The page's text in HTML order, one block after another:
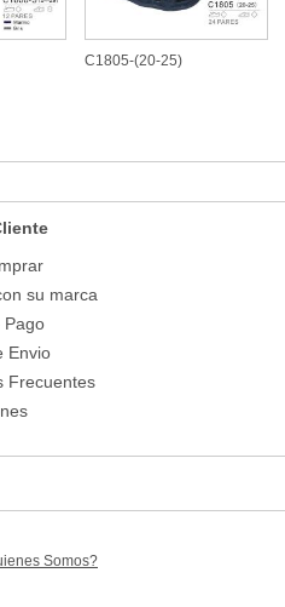
C1805-(20-25)
su marca
Pago
Envio
Frecuentes
Somos?